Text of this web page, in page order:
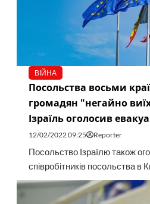
ВІЙНА
Посольства восьми
громадян "негайно
Ізраїль оголосив
12/02/2022 09:25 Reporter
Посольство Ізраїлю також
співробітників посольства в